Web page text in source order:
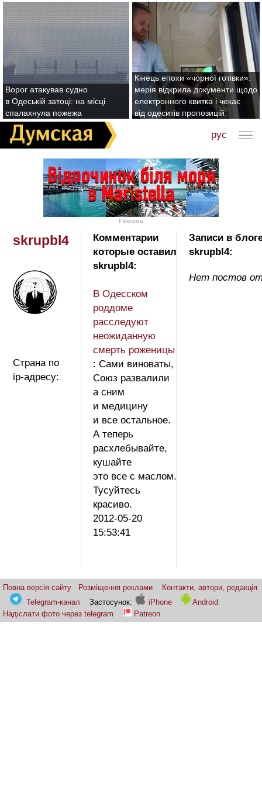
Ворог атакував судно
в Одеській затоці: на місці
спалахнула пожежа
Кінець епохи «чорної готівки»:
мерія відкрила документи щодо
електронного квитка і чекає
від одеситів пропозицій
рус
Реклама
skrupbl4
Страна по
ip-адресу:
Комментарии
которые оставил
skrupbl4:
В Одесском
роддоме
расследуют
неожиданную
смерть роженицы
: Сами виноваты,
Союз развалили
а сним
и медицину
и все остальное.
А теперь
расхлебывайте,
кушайте
это все с маслом.
Тусуйтесь
красиво.
2012-05-20
15:53:41
Записи в
skrupbl4:
Нет постов
Повна версія сайту Розміщення реклами
Контакти, автори, редакція
Telegram-канал
Застосунок: iPhone
Android
Надіслати фото через telegram
Patreon